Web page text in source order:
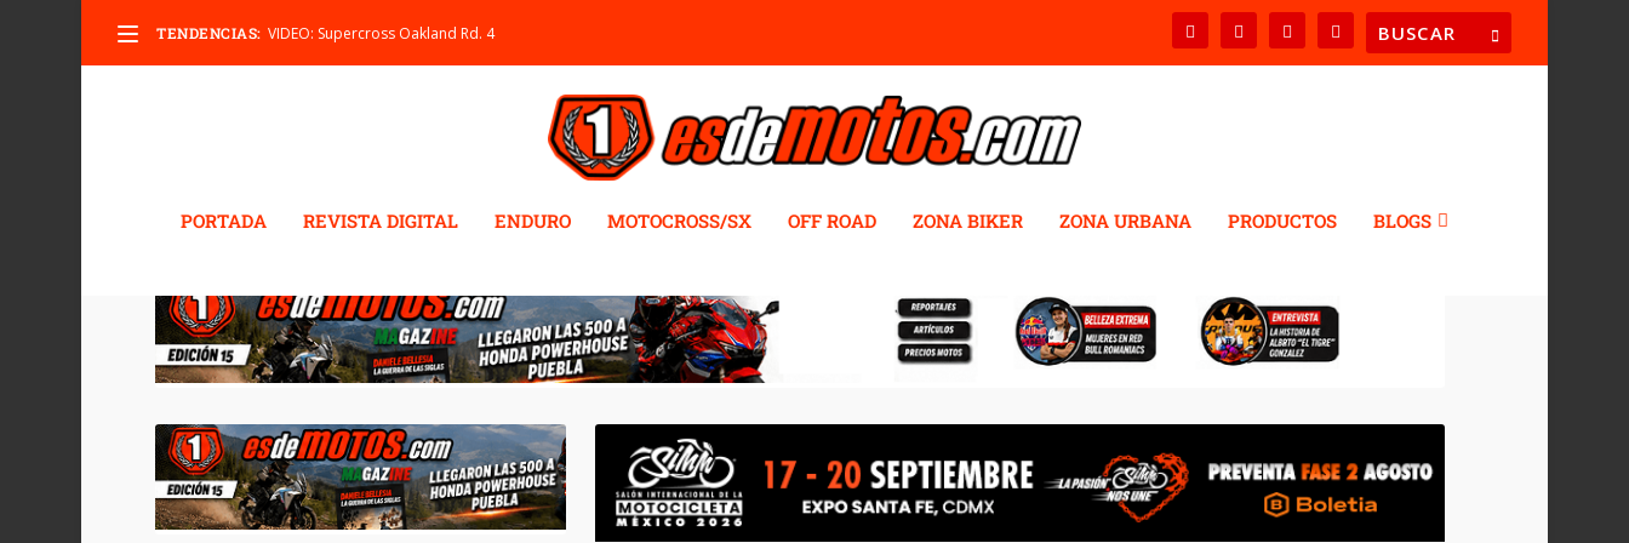
TENDENCIAS: VIDEO: Supercross Oakland Rd. 4
PORTADA REVISTA DIGITAL ENDURO MOTOCROSS/SX OFF ROAD ZONA BIKER ZONA URBANA PRODUCTOS BLOGS